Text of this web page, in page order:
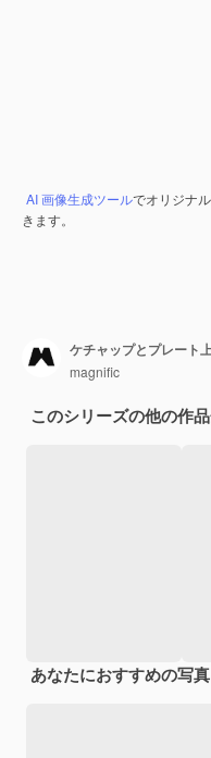
AI 画像生成ツールでオリジナ
きます。
ケチャップとプレート
magnific
このシリーズの他の作品
あなたにおすすめの写真